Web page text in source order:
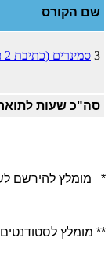
שם הקורס
3
סה"כ שעות
* מומלץ להירשם
** מומלץ